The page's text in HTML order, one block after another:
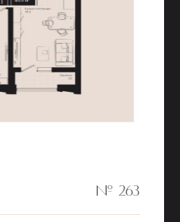
№ 263